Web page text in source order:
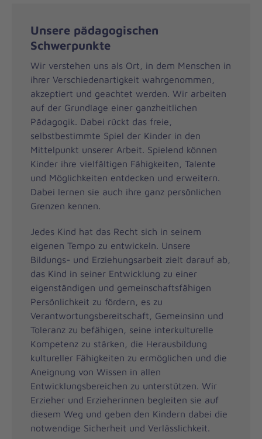
Unsere pädagogischen
Schwerpunkte
Wir verstehen uns als Ort, in dem Menschen in
ihrer Verschiedenartigkeit wahrgenommen,
akzeptiert und geachtet werden. Wir arbeiten
auf der Grundlage einer ganzheitlichen
Pädagogik. Dabei rückt das freie,
selbstbestimmte Spiel der Kinder in den
Mittelpunkt unserer Arbeit. Spielend können
Kinder ihre vielfältigen Fähigkeiten, Talente
und Möglichkeiten entdecken und erweitern.
Dabei lernen sie auch ihre ganz persönlichen
Grenzen kennen.
Jedes Kind hat das Recht sich in seinem
eigenen Tempo zu entwickeln. Unsere
Bildungs- und Erziehungsarbeit zielt darauf ab,
das Kind in seiner Entwicklung zu einer
eigenständigen und gemeinschaftsfähigen
Persönlichkeit zu fördern, es zu
Verantwortungsbereitschaft, Gemeinsinn und
Toleranz zu befähigen, seine interkulturelle
Kompetenz zu stärken, die Herausbildung
kultureller Fähigkeiten zu ermöglichen und die
Aneignung von Wissen in allen
Entwicklungsbereichen zu unterstützen. Wir
Erzieher und Erzieherinnen begleiten sie auf
diesem Weg und geben den Kindern dabei die
notwendige Sicherheit und Verlässlichkeit.